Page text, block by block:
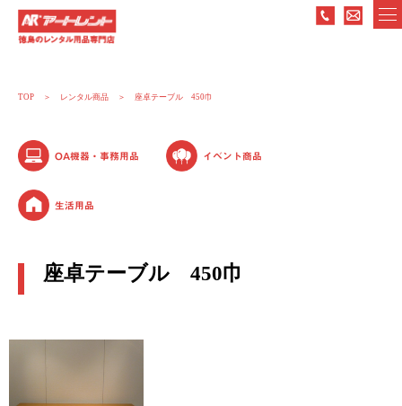
TOP レンタル商品 座卓テーブル 450巾
OA機器・事務用品 イベント商品
生活用品
座卓テーブル 450巾